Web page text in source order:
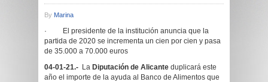
By Marina
· El presidente de la institución anuncia que la
partida de 2020 se incrementa un cien por cien y pasa
de 35.000 a 70.000 euros
04-01-21.- La Diputación de Alicante duplicará este
año el importe de la ayuda al Banco de Alimentos que